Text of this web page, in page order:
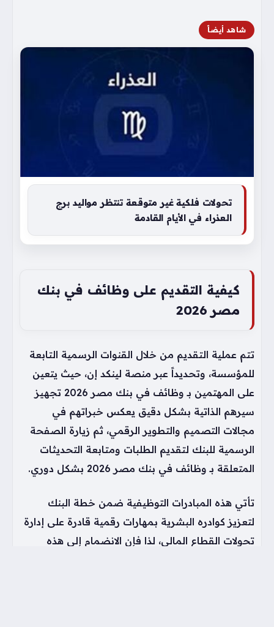
شاهد أيضاً
تحولات فلكية غير متوقعة تنتظر مواليد برج
العذراء في الأيام القادمة
كيفية التقديم على وظائف في بنك
مصر 2026
تتم عملية التقديم من خلال القنوات الرسمية التابعة
للمؤسسة، وتحديداً عبر منصة لينكد إن، حيث يتعين
على المهتمين بـ وظائف في بنك مصر 2026 تجهيز
سيرهم الذاتية بشكل دقيق يعكس خبراتهم في
مجالات التصميم والتطوير الرقمي، ثم زيارة الصفحة
الرسمية للبنك لتقديم الطلبات ومتابعة التحديثات
المتعلقة بـ وظائف في بنك مصر 2026 بشكل دوري.
تأتي هذه المبادرات التوظيفية ضمن خطة البنك
لتعزيز كوادره البشرية بمهارات رقمية قادرة على إدارة
تحولات القطاع المالي، لذا فإن الانضمام إلى هذه